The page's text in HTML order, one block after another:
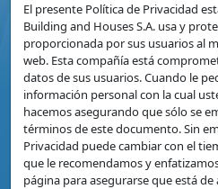
El presente Política de Privacidad
Building and Houses S.A. usa y
proporcionada por sus usuarios al
web. Esta compañía está
datos de sus usuarios. Cuando le
información personal con la cual
hacemos asegurando que sólo se
términos de este documento. Sin
Privacidad puede cambiar con el
que le recomendamos y
página para asegurarse que está